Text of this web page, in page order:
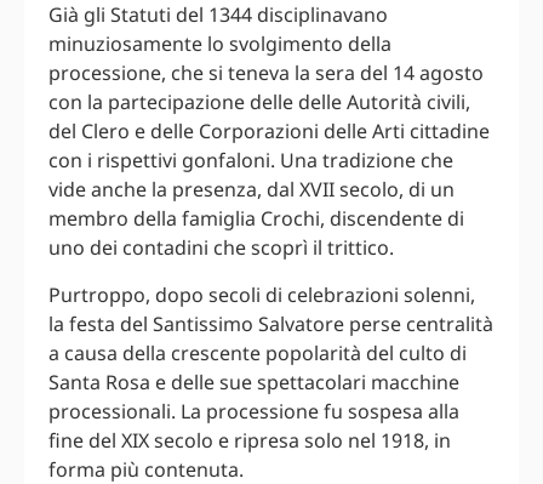
Già gli Statuti del 1344 disciplinavano
minuziosamente lo svolgimento della
processione, che si teneva la sera del 14 agosto
con la partecipazione delle delle Autorità civili,
del Clero e delle Corporazioni delle Arti cittadine
con i rispettivi gonfaloni. Una tradizione che
vide anche la presenza, dal XVII secolo, di un
membro della famiglia Crochi, discendente di
uno dei contadini che scoprì il trittico.
Purtroppo, dopo secoli di celebrazioni solenni,
la festa del Santissimo Salvatore perse centralità
a causa della crescente popolarità del culto di
Santa Rosa e delle sue spettacolari macchine
processionali. La processione fu sospesa alla
fine del XIX secolo e ripresa solo nel 1918, in
forma più contenuta.